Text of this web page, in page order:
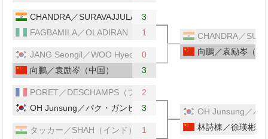
CHANDRA／SURAVAJJULA（インド）
3
FAGBAMILA／OLADIRAN（ナイジェリア）
1
JANG Seongil／WOO Hyeonggyu（韓国）
0
向鵬／袁励岑（中国）
3
PORET／DESCHAMPS（フランス）
2
OH Junsung／パク・ガンヒョン（韓国）
3
タッカー／SHAH（インド）
1
CHANDRA／
向鵬／袁励岑（中
OH Junsung／パ
林詩棟／徐瑛彬（